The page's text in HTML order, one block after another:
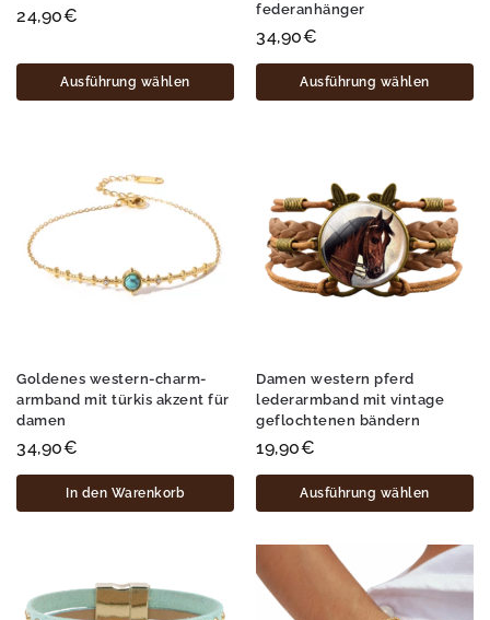
24,90€
Ausführung wählen
federanhänger
34,90€
Ausführung wählen
Goldenes western-charm-
armband mit türkis akzent für
damen
34,90€
In den Warenkorb
Damen western pferd
lederarmband mit vintage
geflochtenen bändern
19,90€
Ausführung wählen